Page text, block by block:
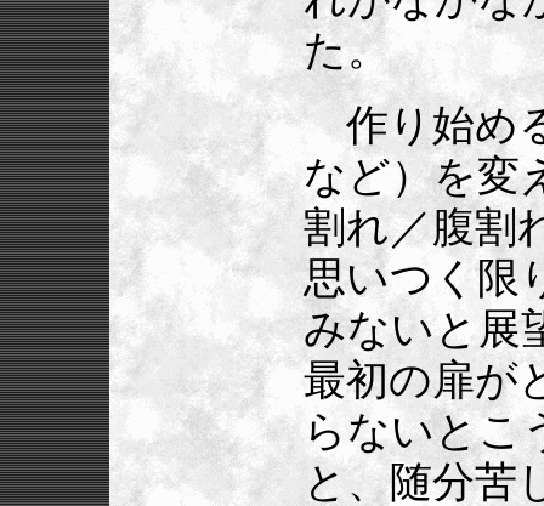
た。
作り始め
など）を変
割れ／腹割
思いつく限
みないと展
最初の扉が
らないとこ
と、随分苦